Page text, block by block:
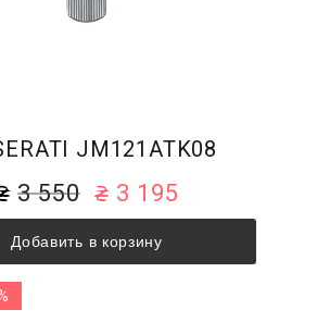
JM121ATK08
3 550 3 195
Добавить в корзину